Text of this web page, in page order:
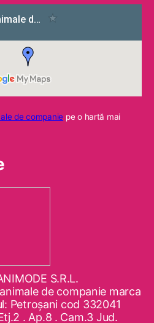
de companie pe o hartă mai
S.R.L.
de companie marca
Petroşani cod 332041
. Ap.8 . Cam.3 Jud.